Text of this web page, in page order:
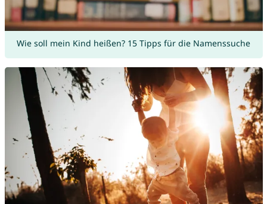
Wie soll mein Kind heißen? 15 Tipps für die Namenssuche